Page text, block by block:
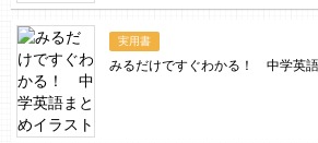
実用書
みるだけですぐわかる！ 中学英